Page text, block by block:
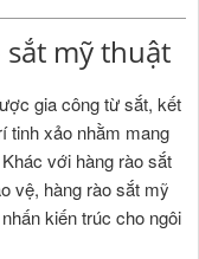
sắt mỹ thuật
gia công từ sắt, kết
tinh xảo nhằm mang
với hàng rào sắt
vệ, hàng rào sắt mỹ
kiến trúc cho ngôi